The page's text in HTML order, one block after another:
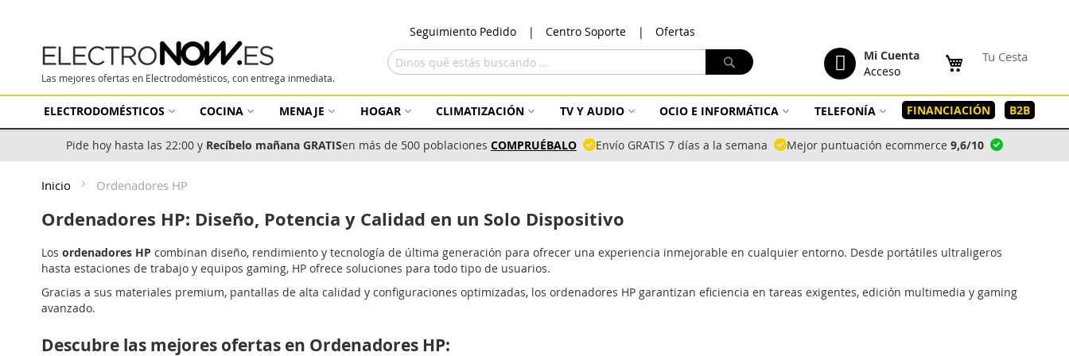
Seguimiento Pedido Centro Soporte Ofertas
contenido
Las mejores ofertas en Electrodomésticos, con entrega inmediata.
Tu Cesta
Mi Cuenta
Acceso
Buscar
ELECTRODOMÉSTICOS COCINA MENAJE HOGAR CLIMATIZACIÓN TV Y AUDIO OCIO E INFORMÁTICA TELEFONÍA FINANCIACIÓN B2B
Pide hoy hasta las 22:00 y Recíbelo mañana GRATISen más de 500 poblaciones COMPRUÉBALO Envío GRATIS 7 días a la semana Mejor puntuación ecommerce 9,6/10
Inicio Ordenadores HP
Ordenadores HP: Diseño, Potencia y Calidad en un Solo Dispositivo
Los ordenadores HP combinan diseño, rendimiento y tecnología de última generación para ofrecer una experiencia inmejorable en cualquier entorno. Desde portátiles ultraligeros
hasta estaciones de trabajo y equipos gaming, HP ofrece soluciones para todo tipo de usuarios.
Gracias a sus materiales premium, pantallas de alta calidad y configuraciones optimizadas, los ordenadores HP garantizan eficiencia en tareas exigentes, edición multimedia y gaming
avanzado.
Descubre las mejores ofertas en Ordenadores HP: